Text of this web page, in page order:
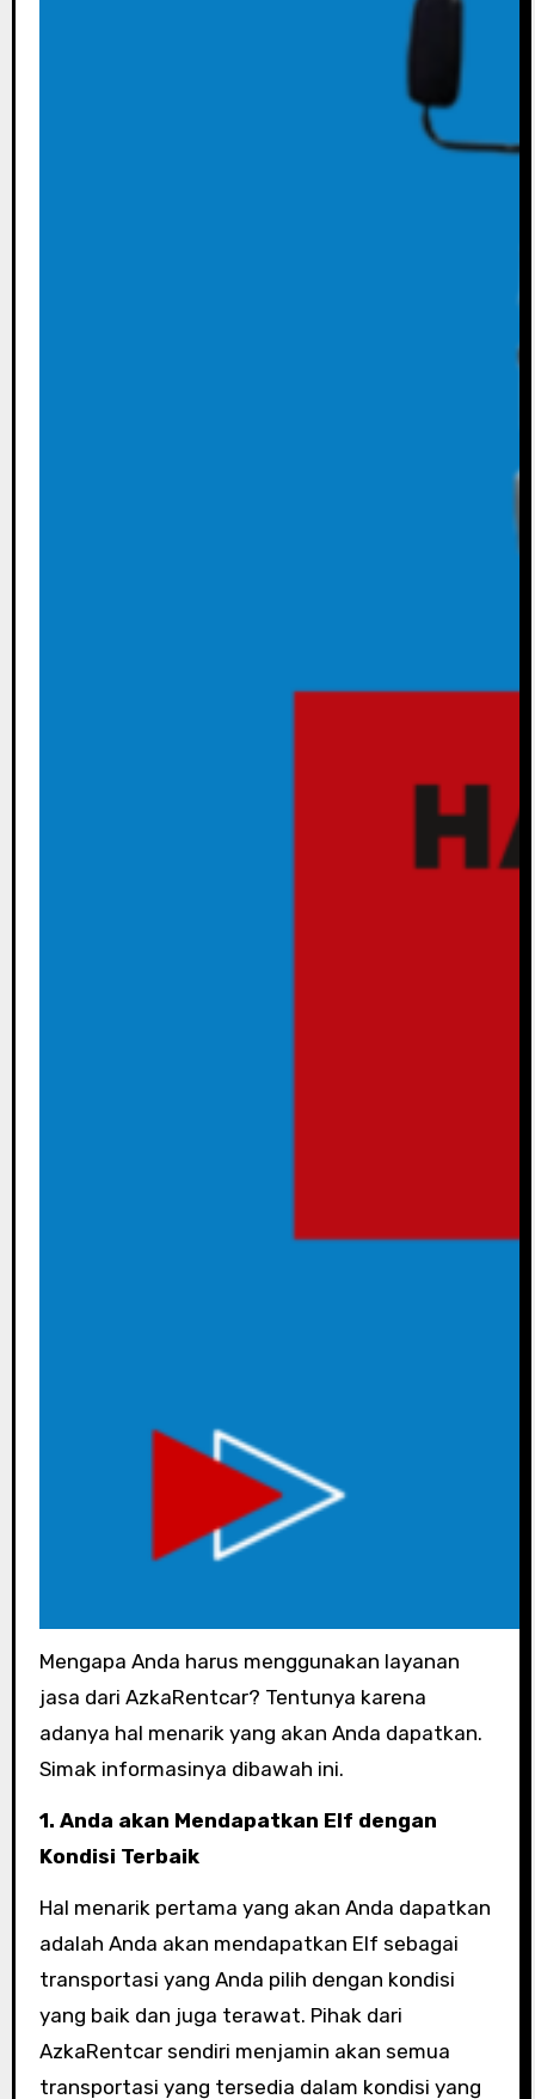
Mengapa Anda harus menggunakan layanan
jasa dari AzkaRentcar? Tentunya karena
adanya hal menarik yang akan Anda dapatkan.
Simak informasinya dibawah ini.
1. Anda akan Mendapatkan Elf dengan
Kondisi Terbaik
Hal menarik pertama yang akan Anda dapatkan
adalah Anda akan mendapatkan Elf sebagai
transportasi yang Anda pilih dengan kondisi
yang baik dan juga terawat. Pihak dari
AzkaRentcar sendiri menjamin akan semua
transportasi yang tersedia dalam kondisi yang